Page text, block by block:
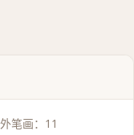
笔画：11